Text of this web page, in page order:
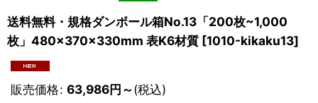
送料無料・規格ダンボール箱No.13「200枚~1,000
枚」480×370×330mm 表K6材質 [1010-kikaku13]
販売価格: 63,986円～(税込)